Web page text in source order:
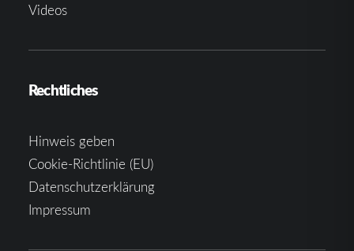
Videos
Rechtliches
Hinweis geben
Cookie-Richtlinie (EU)
Datenschutzerklärung
Impressum